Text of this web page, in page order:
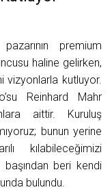
premium
haline gelirken,
vizyonlarla kutluyor.
Reinhard Mahr
aittir. Kuruluş
bunun yerine
kılabileceğimizi
başından beri kendi
bulundu.